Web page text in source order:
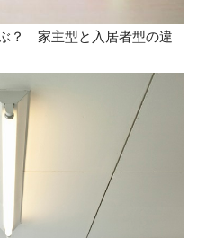
？｜家主型と入居者型の違